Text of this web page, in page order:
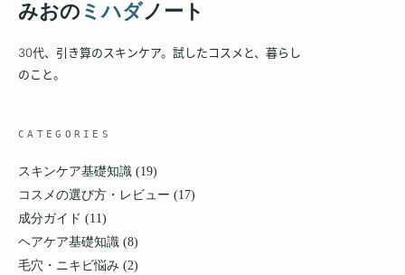
みおの ミハダノート
30代、引き算のスキンケア。試したコスメと、暮らし
のこと。
CATEGORIES
スキンケア基礎知識 (19)
コスメの選び方・レビュー (17)
成分ガイド (11)
ヘアケア基礎知識 (8)
毛穴・ニキビ悩み (2)